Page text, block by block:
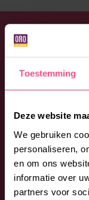
Toestemming
Deze website
We gebruiken
personaliseren,
en om ons
informatie over
partners voor
HEB JE EEN
Aarzel niet en
53 00 53of vul
begeleiden je